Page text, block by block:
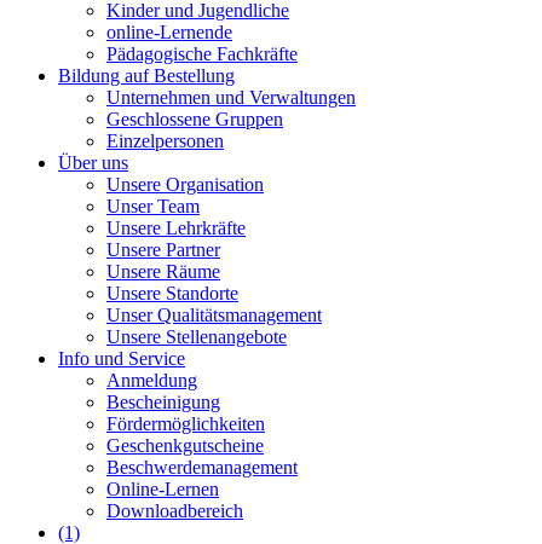
Kinder und Jugendliche
online-Lernende
Pädagogische Fachkräfte
Bildung auf Bestellung
Unternehmen und Verwaltungen
Geschlossene Gruppen
Einzelpersonen
Über uns
Unsere Organisation
Unser Team
Unsere Lehrkräfte
Unsere Partner
Unsere Räume
Unsere Standorte
Unser Qualitätsmanagement
Unsere Stellenangebote
Info und Service
Anmeldung
Bescheinigung
Fördermöglichkeiten
Geschenkgutscheine
Beschwerdemanagement
Online-Lernen
Downloadbereich
(1)